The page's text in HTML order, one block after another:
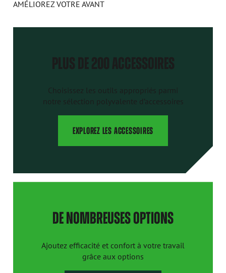
AMÉLIOREZ VOTRE AVANT
PLUS DE 200 ACCESSOIRES
Choisissez les outils appropriés parmi
notre sélection polyvalente d’accessoires
EXPLOREZ LES ACCESSOIRES
DE NOMBREUSES OPTIONS
Ajoutez efficacité et confort à votre travail
grâce aux options